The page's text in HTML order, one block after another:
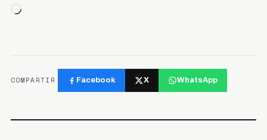
Cargando...
COMPARTIR Facebook X WhatsApp